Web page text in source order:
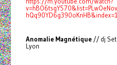
Anomalie Magnétique// dj Set
Lyon